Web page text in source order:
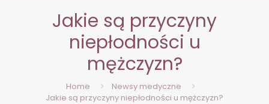
Jakie są przyczyny
niepłodności u
mężczyzn?
Home
Newsy medyczne
Jakie są przyczyny niepłodności u mężczyzn?